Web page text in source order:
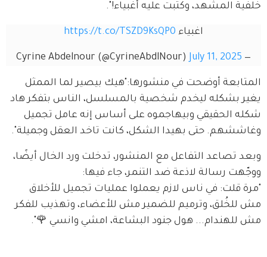
خلفية المشهد، وكتبت عليه أغبياء!".
اغبياء https://t.co/TSZD9KsQP0
— Cyrine Abdelnour (@CyrineAbdlNour)
July 11, 2025
المتابعة أوضحت في منشورها:"هيك بيصير لما الممثل
يغير بشكله ليخدم شخصية بالمسلسل، الناس بتفكر هاد
شكله الحقيقي وبيهاجموه على أساس إنه عامل تجميل
وغاششهم. حتى بهيدا الشكل، كانت تاخد العقل وجميلة".
وبعد تصاعد التفاعل مع المنشور، تدخلت ورد الخال أيضًا،
ووجّهت رسالة لاذعة ضد التنمر، جاء فيها:
"مرة قلت: في ناس لازم يعملوا عمليات تجميل للأخلاق
مش للخُلق، وترميم للضمير مش للأعضاء، وتهذيب للفكر
مش للهندام... هول جنود البشاعة، امشي وانسي 🌹".